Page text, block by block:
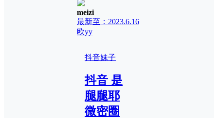
meizi
最新至：2023.6.16
欧yy
抖音妹子
抖音 是
腿腿耶
微密圈